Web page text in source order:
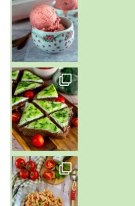
~ SALADE DE PÂTES AUX DEUX TOMATES THON ET BURRA